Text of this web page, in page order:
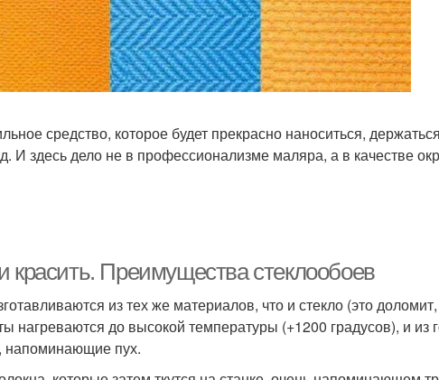
средство, которое будет прекрасно наноситься,
И здесь дело не в профессионализме маляра, а в качестве
красить. Преимущества стеклообоев
из тех же материалов, что и стекло (это
нагреваются до высокой температуры (+1200 градусов), и из
напоминающие пух.